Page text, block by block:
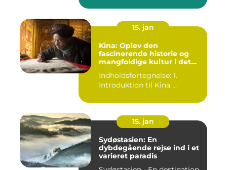
15. jan
Kina: Oplev den
fascinerende historie og
mangfoldige kultur i det
Indholdsfortegnelse: 1.
Introduktion til Kina ...
15. jan
Sydøstasien: En
dybdegående rejse ind i et
varieret paradis